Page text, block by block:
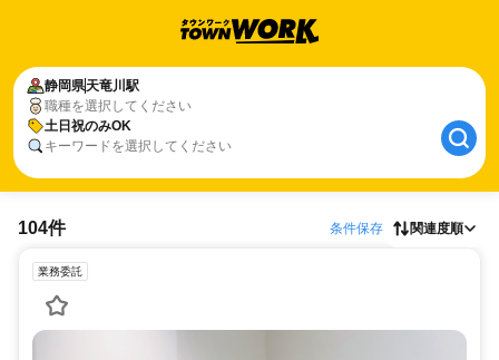
静岡県天竜川駅
職種を選択してください
土日祝のみOK
キーワードを選択してください
104件 条件保存 関連度順
業務委託